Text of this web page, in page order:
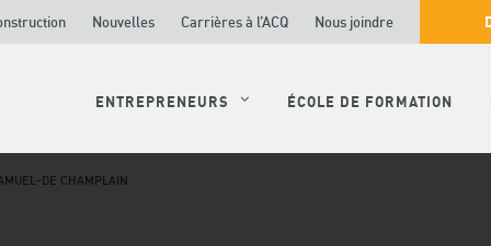
ENTREPRENEURS ÉCOLE DE FORMATION
Nouvelles Carrières à l’ACQ Nous joindre
DE CHAMPLAIN